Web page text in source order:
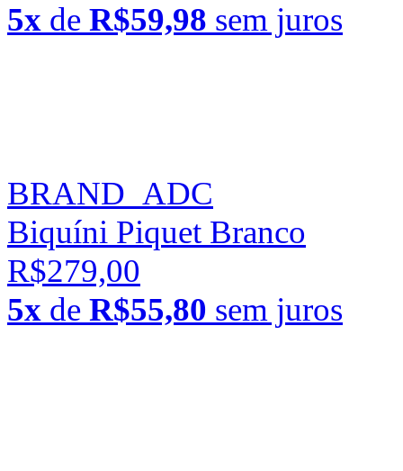
5x de R$59,98 sem juros
BRAND_ADC
Biquíni Piquet Branco
R$279,00
5x de R$55,80 sem juros